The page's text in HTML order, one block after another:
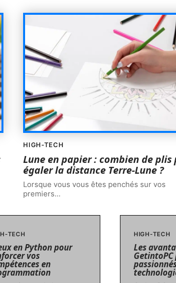
HIGH-TECH
Lune en papier : combien de plis
égaler la distance Terre-Lune ?
Lorsque vous vous êtes penchés sur vos
premiers…
TECH
en Python pour
vos
en
HIGH-TECH
Les
GetintoPC